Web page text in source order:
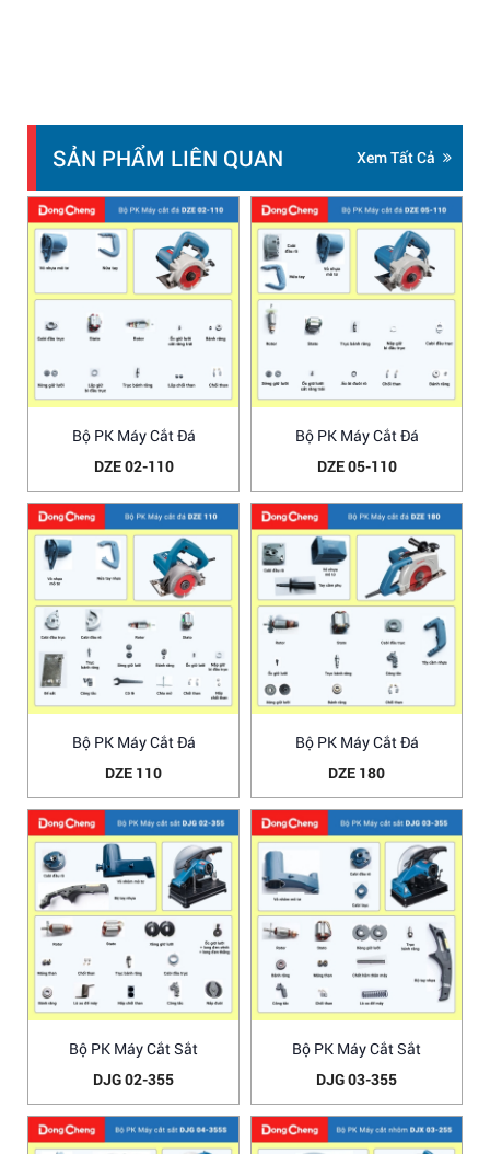
SẢN PHẨM LIÊN QUAN Xem Tất Cả
Bộ PK Máy Cắt Đá
DZE 02-110
Bộ PK Máy Cắt Đá
DZE 05-110
Bộ PK Máy Cắt Đá
DZE 110
Bộ PK Máy Cắt Đá
DZE 180
Bộ PK Máy Cắt Sắt
DJG 02-355
Bộ PK Máy Cắt Sắt
DJG 03-355